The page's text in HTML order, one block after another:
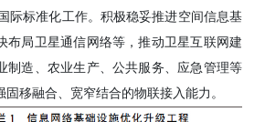
际标准化工作。积极稳妥推进空间信息基
布局卫星通信网络等，推动卫星互联网建
制造、农业生产、公共服务、应急管理等
移融合、宽窄结合的物联接入能力。